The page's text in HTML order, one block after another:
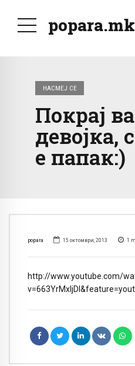
popara.mk
НАСМЕЈ СЕ
Покрај
девојка,
е папак:)
popara 15 октомври, 2013 1
http://www.youtube.com/